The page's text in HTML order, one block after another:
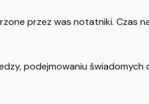
przez was notatniki. Czas
podejmowaniu